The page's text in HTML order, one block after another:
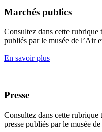
Marchés publics
Consultez dans cette rubrique
publiés par le musée de l’Air
En savoir plus
Presse
Consultez dans cette rubrique
presse publiés par le musée